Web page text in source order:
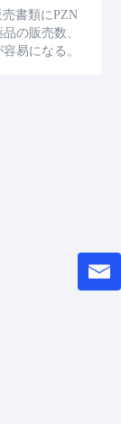
書類にPZN
の販売数、
易になる。